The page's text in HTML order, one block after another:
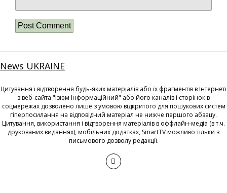
News UKRAINE
Цитування і відтворення будь-яких матеріалів або їх фрагментів в Інтернеті
з веб-сайта "Ізюм Інформаційний" або його каналів і сторінок в
соцмережах дозволено лише з умовою відкритого для пошукових систем
гіперпосилання на відповідний матеріал не нижче першого абзацу.
Цитування, використання і відтворення матеріалів в оффлайн-медіа (в т.ч.
друкованих виданнях), мобільних додатках, SmartTV можливо тільки з
письмового дозволу редакції.